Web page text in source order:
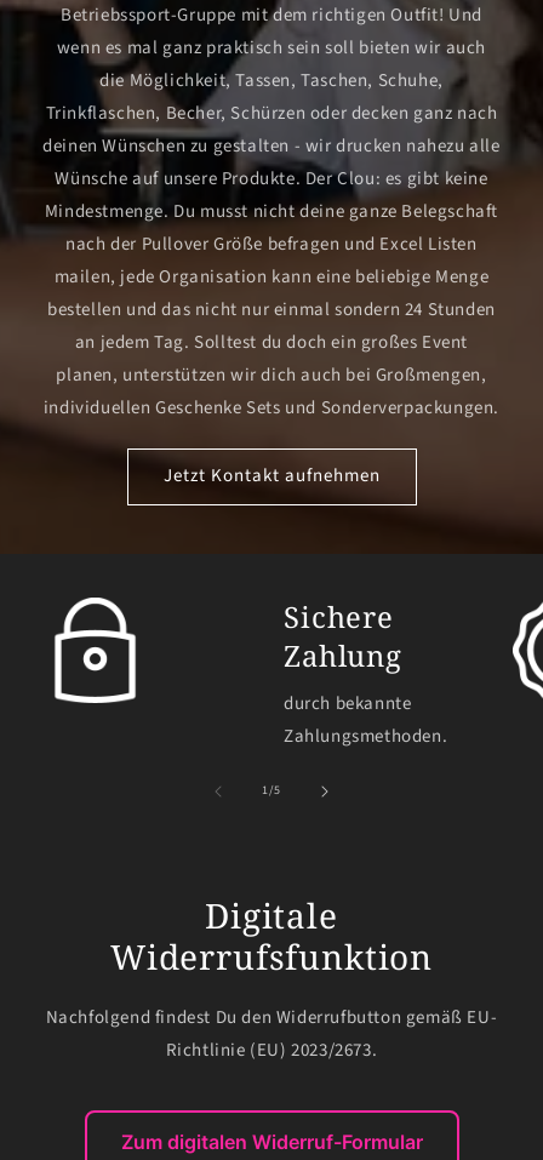
Betriebssport-Gruppe mit dem richtigen Outfit! Und
wenn es mal ganz praktisch sein soll bieten wir auch
die Möglichkeit, Tassen, Taschen, Schuhe,
Trinkflaschen, Becher, Schürzen oder decken ganz nach
deinen Wünschen zu gestalten - wir drucken nahezu alle
Wünsche auf unsere Produkte. Der Clou: es gibt keine
Mindestmenge. Du musst nicht deine ganze Belegschaft
nach der Pullover Größe befragen und Excel Listen
mailen, jede Organisation kann eine beliebige Menge
bestellen und das nicht nur einmal sondern 24 Stunden
an jedem Tag. Solltest du doch ein großes Event
planen, unterstützen wir dich auch bei Großmengen,
individuellen Geschenke Sets und Sonderverpackungen.
Jetzt Kontakt aufnehmen
Sichere
Zahlung
durch bekannte
Zahlungsmethoden.
1/von
5
Digitale
Widerrufsfunktion
Nachfolgend findest Du den Widerrufbutton gemäß EU-
Richtlinie (EU) 2023/2673.
Zum digitalen Widerruf-Formular